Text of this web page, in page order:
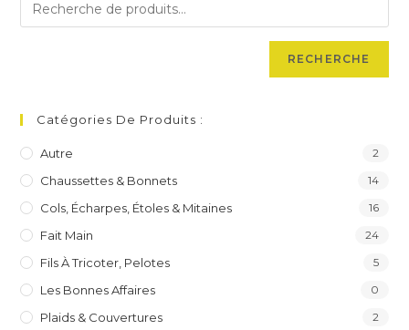
RECHERCHE
Catégories De Produits :
Autre 2
Chaussettes & Bonnets 14
Cols, Écharpes, Étoles & Mitaines 16
Fait Main 24
Fils À Tricoter, Pelotes 5
Les Bonnes Affaires 0
Plaids & Couvertures 2